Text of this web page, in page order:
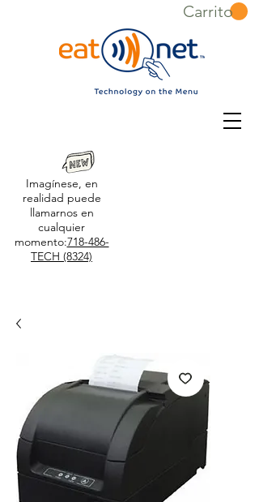
Imagínese, en
realidad puede
llamarnos en
cualquier
momento:718-486-
TECH (8324)
Carrito